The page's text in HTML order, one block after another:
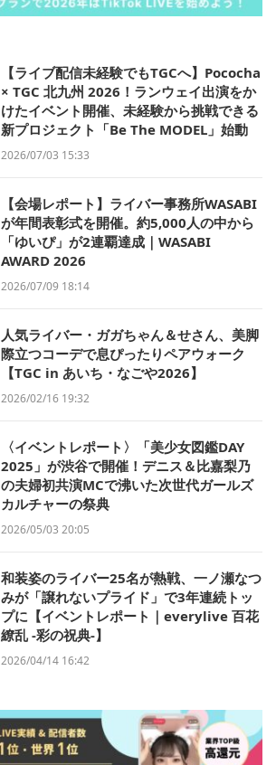
【ライブ配信未経験でもTGCへ】Pococha
× TGC 北九州 2026！ランウェイ出演をか
けたイベント開催、未経験から挑戦できる
新プロジェクト「Be The MODEL」始動
2026/07/03 15:33
【会場レポート】ライバー事務所WASABI
が年間表彰式を開催。約5,000人の中から
「ゆいぴ」が2連覇達成｜WASABI
AWARD 2026
2026/07/09 18:14
人気ライバー・ガガちゃん＆せさん、美脚
際立つコーデで息ぴったりペアウォーク
【TGC in あいち・なごや2026】
2026/02/16 19:32
〈イベントレポート〉「美少女図鑑DAY
2025」が渋谷で開催！デニス＆比嘉梨乃
の夫婦初共演MCで沸いた次世代ガールズ
カルチャーの祭典
2026/05/03 20:05
和装姿のライバー25名が熱戦、一ノ瀬なつ
みが「譲れないプライド」で3年連続トッ
プに【イベントレポート｜everylive 百花
繚乱 -彩の祝典-】
2026/04/14 16:42